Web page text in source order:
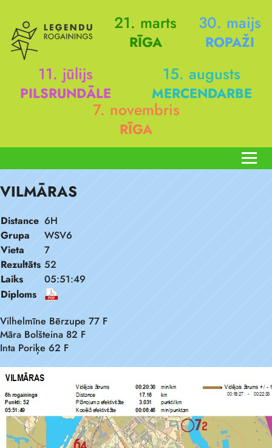
21. marts
RĪGA
30. maijs
ROPAŽI
11. jūlijs
PILSRUNDĀLE
15. augusts
MERCENDARBE
7. novembris
RĪGA
VILMĀRAS
Distance 6H
Grupa
WSV6
Vieta
7
Rezultāts 52
Laiks
05:51:49
Diploms
Vilhelmīne Bērzupe 77 F
Māra Bolšteina 82 F
Inta Poriķe 62 F